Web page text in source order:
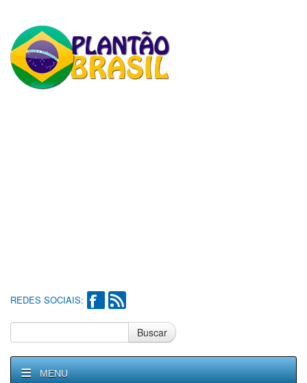
REDES SOCIAIS:
Buscar
MENU